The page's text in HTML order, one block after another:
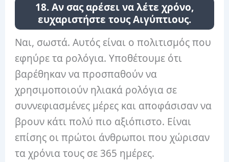
18. Αν σας αρέσει να λέτε χρόνο,
ευχαριστήστε τους Αιγύπτιους.
Ναι, σωστά. Αυτός είναι ο πολιτισμός που
εφηύρε τα ρολόγια. Υποθέτουμε ότι
βαρέθηκαν να προσπαθούν να
χρησιμοποιούν ηλιακά ρολόγια σε
συννεφιασμένες μέρες και αποφάσισαν να
βρουν κάτι πολύ πιο αξιόπιστο. Είναι
επίσης οι πρώτοι άνθρωποι που χώρισαν
τα χρόνια τους σε 365 ημέρες.